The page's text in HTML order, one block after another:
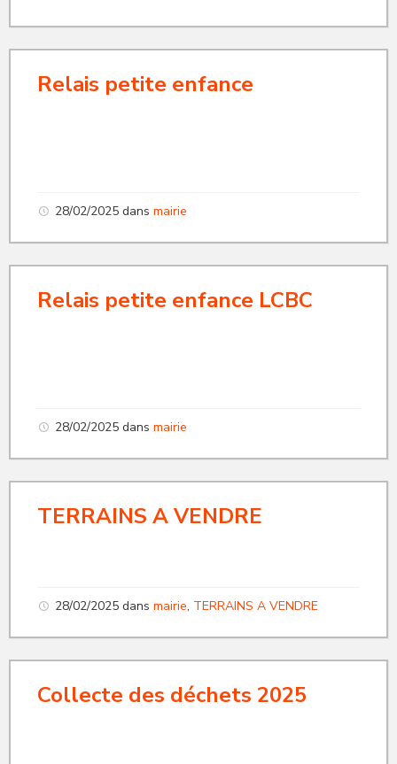
Relais petite enfance
28/02/2025 dans mairie
Relais petite enfance LCBC
28/02/2025 dans mairie
TERRAINS A VENDRE
28/02/2025 dans mairie, TERRAINS A VENDRE
Collecte des déchets 2025